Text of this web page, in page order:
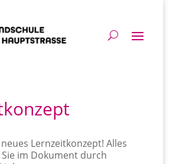
Lernzeitkonzept! Alles
im Dokument durch